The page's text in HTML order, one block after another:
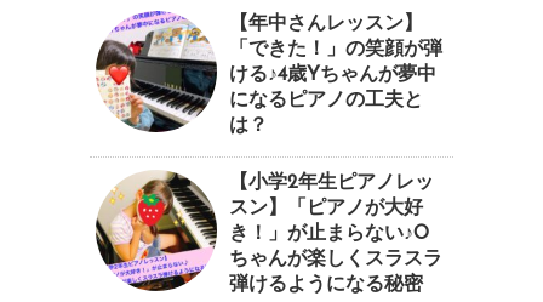
【年中さんレッスン】
「できた！」の笑顔が弾
ける♪4歳Yちゃんが夢中
になるピアノの工夫と
は？
【小学2年生ピアノレッ
スン】「ピアノが大好
き！」が止まらない♪O
ちゃんが楽しくスラスラ
弾けるようになる秘密